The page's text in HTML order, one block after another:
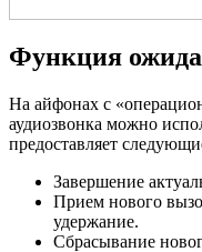
Функция
На айфонах с
аудиозвонка можно
предоставляет
Завершение
Прием нового
удержание.
Сбрасывание